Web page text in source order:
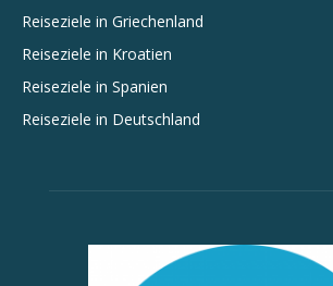
Reiseziele in Griechenland
Reiseziele in Kroatien
Reiseziele in Spanien
Reiseziele in Deutschland